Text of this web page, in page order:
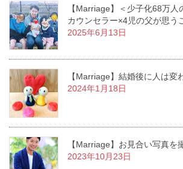
【Marriage】＜少子化68万人
カウンセラー×4児の父が思う
2025年6月13日
【Marriage】結婚後に人は変
2024年1月18日
【Marriage】お見合い写真を
2023年10月23日